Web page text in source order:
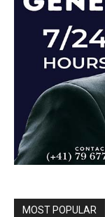
MOST POPULAR